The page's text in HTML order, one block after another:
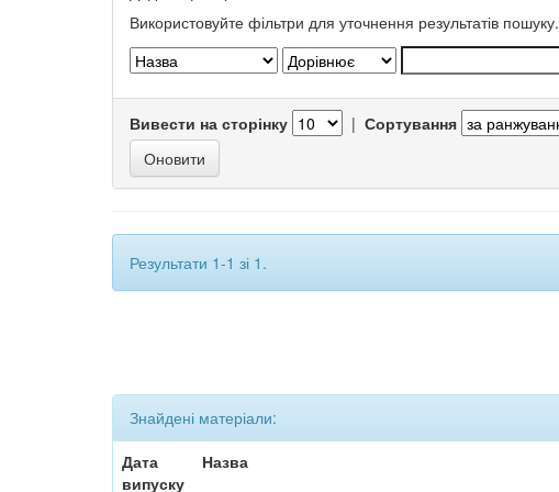
Використовуйте фільтри для уточнення результатів пошуку.
Вивести на сторінку | Сортування
Результати 1-1 зі 1.
Знайдені матеріали:
Дата
випуску
Назва